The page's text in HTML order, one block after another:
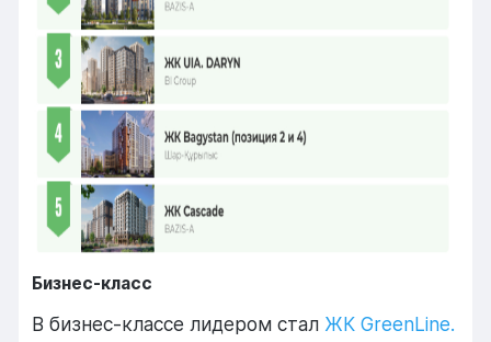
Бизнес-класс
В бизнес-классе лидером стал ЖК GreenLine.